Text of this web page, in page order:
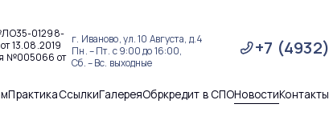
01298-
13.08.2019
№005066 от
г. Иваново, ул. 10 Августа, д.4
Пн. – Пт. с 9:00 до 16:00,
Сб. – Вс. выходные
+7
ПрактикаСсылкиГалереяОбркредит в СПОНовостиКонтакты